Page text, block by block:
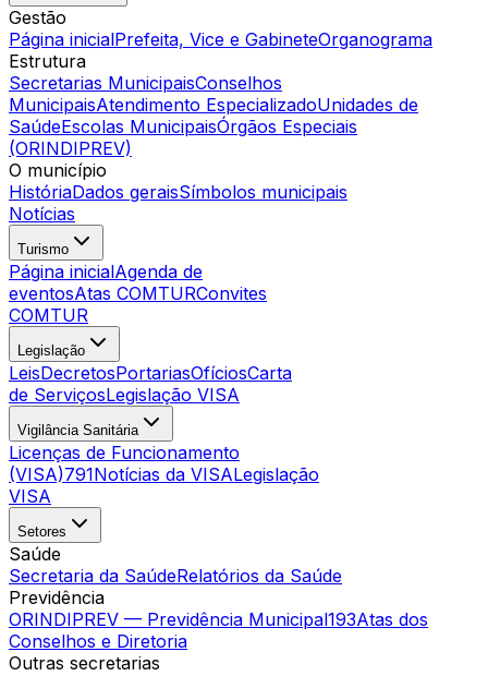
Gestão
Página inicialPrefeita, Vice e GabineteOrganograma
Estrutura
Secretarias MunicipaisConselhos
MunicipaisAtendimento EspecializadoUnidades de
SaúdeEscolas MunicipaisÓrgãos Especiais
(ORINDIPREV)
O município
HistóriaDados geraisSímbolos municipais
Notícias
Turismo
Página inicialAgenda de
eventosAtas COMTURConvites
COMTUR
Legislação
LeisDecretosPortariasOfíciosCarta
de ServiçosLegislação VISA
Vigilância Sanitária
Licenças de Funcionamento
(VISA)791Notícias da VISALegislação
VISA
Setores
Saúde
Secretaria da SaúdeRelatórios da Saúde
Previdência
ORINDIPREV — Previdência Municipal193Atas dos
Conselhos e Diretoria
Outras secretarias